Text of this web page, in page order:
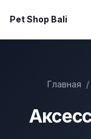
Pet Shop Bali
Главная /